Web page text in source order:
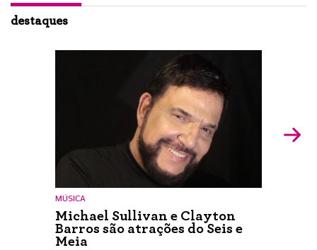
destaques
MÚSICA
Michael Sullivan e Clayton
Barros são atrações do Seis e
Meia